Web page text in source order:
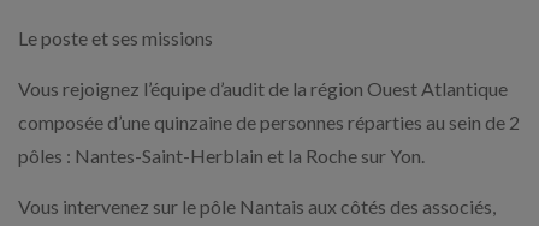
Le poste et ses missions
Vous rejoignez l’équipe d’audit de la région Ouest Atlantique
composée d’une quinzaine de personnes réparties au sein de 2
pôles : Nantes-Saint-Herblain et la Roche sur Yon.
Vous intervenez sur le pôle Nantais aux côtés des associés,